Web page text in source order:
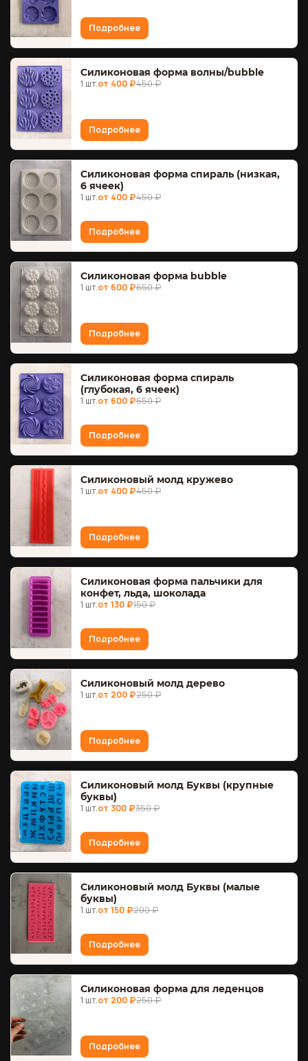
Подробнее
Силиконовая форма волны/bubble
1 шт.от 400 ₽450 ₽
Подробнее
Силиконовая форма спираль (низкая,
6 ячеек)
1 шт.от 400 ₽450 ₽
Подробнее
Силиконовая форма bubble
1 шт.от 600 ₽650 ₽
Подробнее
Силиконовая форма спираль
(глубокая, 6 ячеек)
1 шт.от 600 ₽650 ₽
Подробнее
Силиконовый молд кружево
1 шт.от 400 ₽450 ₽
Подробнее
Силиконовая форма пальчики для
конфет, льда, шоколада
1 шт.от 130 ₽150 ₽
Подробнее
Силиконовый молд дерево
1 шт.от 200 ₽250 ₽
Подробнее
Силиконовый молд Буквы (крупные
буквы)
1 шт.от 300 ₽350 ₽
Подробнее
Силиконовый молд Буквы (малые
буквы)
1 шт.от 150 ₽200 ₽
Подробнее
Силиконовая форма для леденцов
1 шт.от 200 ₽250 ₽
Подробнее